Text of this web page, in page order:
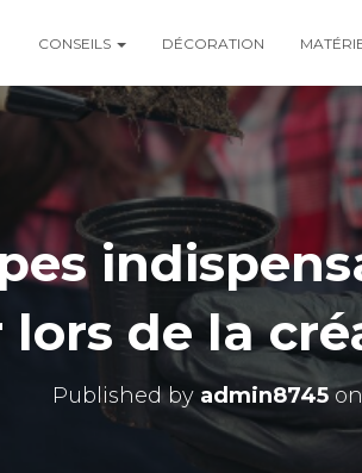
CONSEILS DÉCORATION
de la
Published by admin8745on